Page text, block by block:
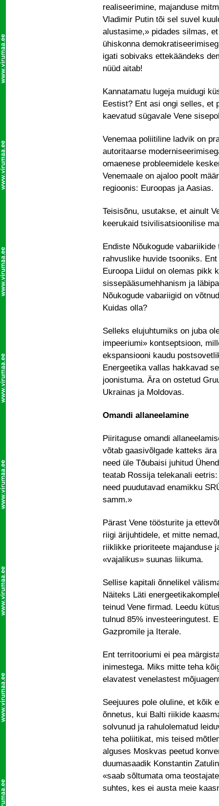
realiseerimine, majanduse
Vladimir Putin tõi sel suvel
alustasime,» pidades silmas,
ühiskonna
igati sobivaks ettekäändeks
nüüd aitab!
Kannatamatu lugeja muidugi
Eestist? Ent asi ongi selles, et
kaevatud sügavale Vene
Venemaa poliitiline ladvik on
autoritaarse
omaenese probleemidele
Venemaale on ajaloo poolt
regioonis: Euroopas ja Aasias.
Teisisõnu, usutakse, et ainult
keerukaid tsivilisatsioonilise
Endiste Nõukogude
rahvuslike huvide tsooniks.
Euroopa Liidul on olemas pikk
sissepääsumehhanism ja
Nõukogude vabariigid on
Kuidas olla?
Selleks elujuhtumiks on juba
impeeriumi» kontseptsioon,
ekspansiooni kaudu
Energeetika vallas hakkavad
joonistuma. Ära on ostetud
Ukrainas ja Moldovas.
Omandi allaneelamine
Piiritaguse omandi
võtab gaasivõlgade katteks
need üle Tðubaisi juhitud
teatab Rossija telekanali
need puudutavad enamikku
samm.»
Pärast Vene töösturite ja
riigi ärijuhtidele, et mitte
riiklikke prioriteete majanduse
«vajalikus» suunas liikuma.
Sellise kapitali õnnelikel
Näiteks Läti
teinud Vene firmad. Leedu
tulnud 85% investeeringutest.
Gazpromile ja Iterale.
Ent territooriumi ei pea
inimestega. Miks mitte teha
elavatest venelastest
Seejuures pole oluline, et kõik
õnnetus, kui Balti riikide
solvunud ja rahulolematud
teha poliitikat, mis teised
alguses Moskvas peetud
duumasaadik Konstantin
«saab sõltumata oma
suhtes, kes ei austa meie